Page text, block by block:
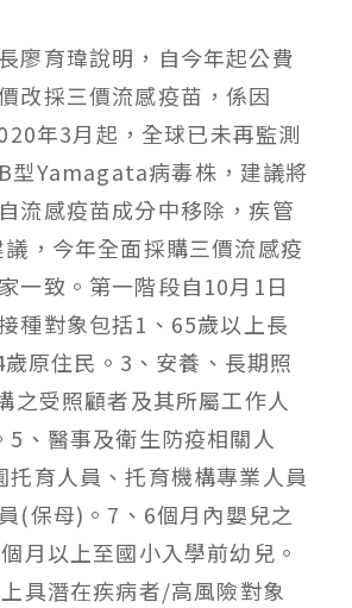
廖育瑋說明，自今年起公費
改採三價流感疫苗，係因
年3月起，全球已未再監測
型Yamagata病毒株，建議將
流感疫苗成分中移除，疾管
，今年全面採購三價流感疫
一致。第一階段自10月1日
種對象包括1、65歲以上長
原住民。3、安養、長期照
之受照顧者及其所屬工作人
5、醫事及衛生防疫相關人
托育人員、托育機構專業人員
(保母)。7、6個月內嬰兒之
月以上至國小入學前幼兒。
具潛在疾病者/高風險對象